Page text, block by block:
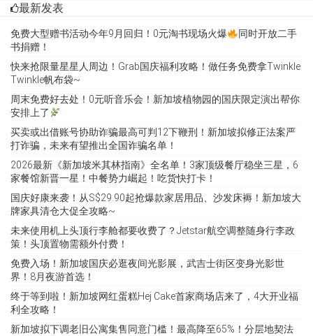
最新发表
免费大型赠书活动今年9月回归！0元淘书现场火爆
同时开放二手
书捐赠！
快来抢限量星星人周边！Grab国庆福利攻略！做任务免费拿Twinkle
Twinkle帆布袋~
周末免费好去处！0元听音乐会！新加坡植物园的国庆限定演出帮你
安排上了
买卖或出借账号协助诈骗最高可判12下鞭刑！新加坡拟修正法案严
打诈骗，未来有望推出全国诈骗名单！
2026最新《新加坡米其林指南》全名单！3家顶级餐厅稳坐三星，6
家餐馆新晋一星！中餐势力崛起！吃货快打卡！
国庆好康来袭！从S$29.90起抢爆款家居用品、沙发床褥！新加坡大
牌家具清仓大促全攻略~
未来使用机上头顶行李舱都要收费了？Jetstar航空调整随身行李政
策！头顶置物需额外付费！
免费入场！新加坡国庆必逛夜间光影展，武吉士街区变身光影世
界！8月夜游首选！
终于等到啦！新加坡网红蛋糕Hej Cake首家商场店来了，4大开业福
利全攻略！
新加坡拟下调老旧公寓集售同意门槛！最高降至65%！分层地契法